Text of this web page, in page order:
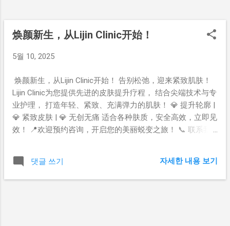
글焕颜新生，从Lijin Clinic开始！
5월 10, 2025
焕颜新生，从Lijin Clinic开始！ 告别松弛，迎来紧致肌肤！
Lijin Clinic为您提供先进的皮肤提升疗程， 结合尖端技术与专
业护理， 打造年轻、紧致、充满弹力的肌肤！ 💎 提升轮廓 |
💎 紧致皮肤 | 💎 无创无痛 适合各种肤质，安全高效，立即见
效！ 📍欢迎预约咨询，开启您的美丽蜕变之旅！ 📞 联系我
댓글 쓰기 자세한 내용 보기